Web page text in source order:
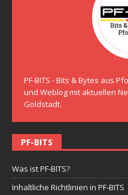
PF-BITS - Bits & Bytes aus
und Weblog mit aktuellen
Goldstadt.
PF-BITS
Was ist PF-BITS?
Inhaltliche Richtlinien in PF-BITS